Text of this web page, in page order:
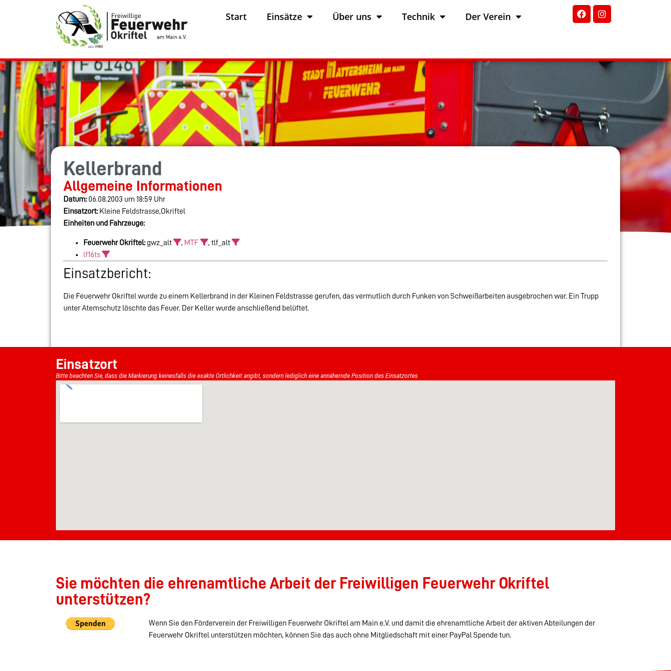
Start Einsätze Über uns Technik Der Verein
Kellerbrand
Allgemeine Informationen
Datum: 06.08.2003 um 18:59 Uhr
Einsatzort: Kleine Feldstrasse,Okriftel
Einheiten und Fahrzeuge:
Feuerwehr Okriftel: gwz_alt , MTF
, tlf_alt
lf16ts
Einsatzbericht:
Die Feuerwehr Okriftel wurde zu einem Kellerbrand in der Kleinen Feldstrasse gerufen, das vermutlich durch Funken von Schweißarbeiten ausgebrochen war. Ein Trupp
unter Atemschutz löschte das Feuer. Der Keller wurde anschließend belüftet.
Einsatzort
Bitte beachten Sie, dass die Markierung keinesfalls die exakte Örtlichkeit angibt, sondern lediglich eine annähernde Position des Einsatzortes
Sie möchten die ehrenamtliche Arbeit der Freiwilligen Feuerwehr Okriftel
unterstützen?
Wenn Sie den Förderverein der Freiwilligen Feuerwehr Okriftel am Main e.V. und damit die ehrenamtliche Arbeit der aktiven Abteilungen der
Feuerwehr Okriftel unterstützen möchten, können Sie das auch ohne Mitgliedschaft mit einer PayPal Spende tun.